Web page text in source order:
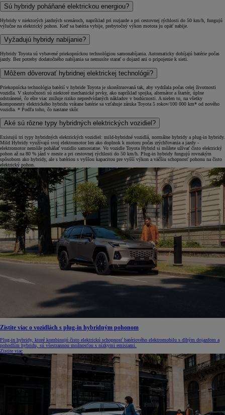
Sú hybridy poháňané elektrickou energiou?
Hybridy v niektorých jazdných scenároch, napríklad pri rozjazde a pri cestovnej rýchlosti do 50 km/h, fungujú
výlučne na elektrický pohon. Keď sa batéria vybije, prebytočný výkon motora ju opäť nabije.
Vyžadujú hybridy nabíjanie?
Hybridy Toyota sú vybavené priekopníckou technológiou samonabíjania. Automaticky dobíjajú batérie počas
jazdy. Bez potreby dodatočného nabíjania sa nemusíte starať o dojazd ani o pripojenie k sieti.
Môžem dôverovať hybridnej elektrickej technológii?
Priekopnícka technológia batérií v hybride Toyota je skonštruovaná tak, aby vydržala počas celej životnosti
vozidla. V skutočnosti sú niektoré mechanické prvky, ako napríklad spojka, alternátor a štartér, úplne
odstránené, čo ešte viac znižuje riziko nepredvídaných nákladov v budúcnosti. A nielen to, na všetky
komponenty elektrického hybridu vrátane batérie sa vzťahuje záruka Toyota 5 rokov/100 000 km* od nového
vozidla. * Podľa toho, čo nastane skôr.
Aké sú rôzne typy hybridných elektrických vozidiel?
Existujú tri typy hybridných elektrických vozidiel: mild-hybridné vozidlá, normálne hybridy a plug-in hybridy.
Mild Hybridy využívajú svoj elektromotor len ako doplnok k motoru počas zrýchľovania a jazdy -
elektromotor nemôže poháňať vozidlo samostatne. Vo vozidle Toyota Hybrid si môžete užívať čisto elektrický
pohon až na 80 % jázd v meste a pri cestovnej rýchlosti do 50 km/h. Plug-in hybridy fungujú rovnakým
spôsobom ako hybridy, ale s batériou s vyššou kapacitou pre vyšší výkon a väčšiu schopnosť pohonu na čisto
elektrický pohon.
Zistite viac o vozidlách s plug-in hybridným pohonom
Plug-in hybridy, ktoré kombinujú čisto elektrickú schopnosť batériového elektromobilu s dlhým dojazdom a
pohodlím hybridu, sú všestrannou možnosťou s nízkymi emisiami.
Zistite viac